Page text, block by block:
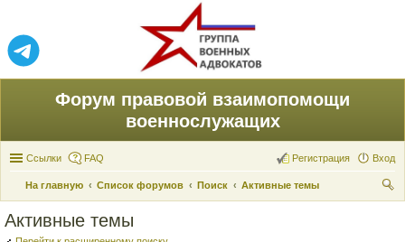
Форум правовой взаимопомощи
военнослужащих
Ссылки FAQ Вход
Регистрация
На главную Список форумов Поиск
Активные темы
Активные темы